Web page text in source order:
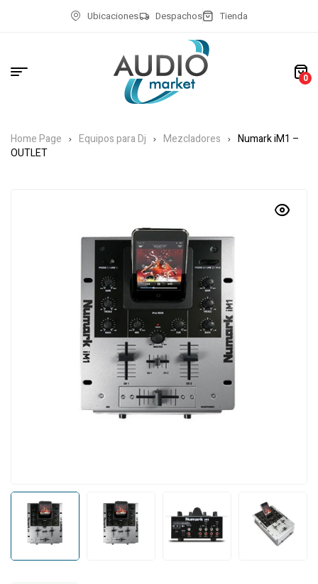
Ubicaciones Despachos Tienda
0
Home Page Equipos para Dj Mezcladores
Numark iM1 –
OUTLET